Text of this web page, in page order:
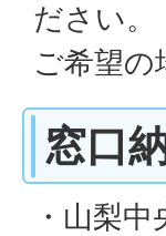
ださい
ご希望
窓口
・山梨中